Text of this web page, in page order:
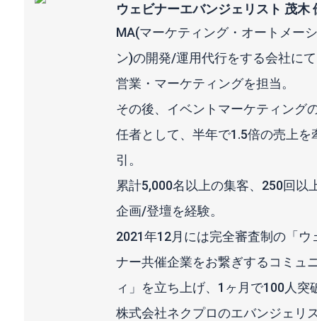
ウェビナーエバンジェリスト 茂木
MA(マーケティング・オートメー
ン)の開発/運用代行をする会社に
営業・マーケティングを担当。
その後、イベントマーケティング
任者として、半年で1.5倍の売上を
引。
累計5,000名以上の集客、250回以
企画/登壇を経験。
2021年12月には完全審査制の「ウ
ナー共催企業をお繋ぎするコミュ
ィ」を立ち上げ、1ヶ月で100人突
株式会社ネクプロのエバンジェリ